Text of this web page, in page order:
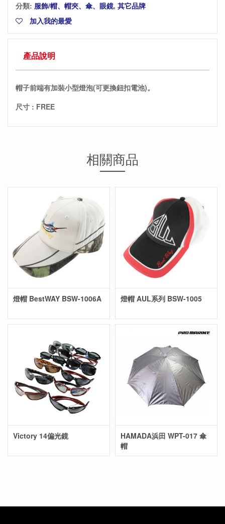
分類: 服飾/帽、帽夾、傘、眼鏡, 其它品牌
加入我的最愛
產品說明
帽子前端有加裝小型燈泡(可更換鈕扣電池)。
尺寸 : FREE
相關商品
燈帽 BestWAY BSW-1006A 燈帽 AUL系列 BSW-1005
Victory 14偏光鏡
HAMADA浜田 WPT-017 傘
帽